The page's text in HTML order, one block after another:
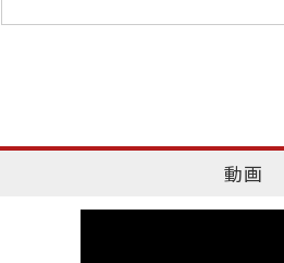
動画